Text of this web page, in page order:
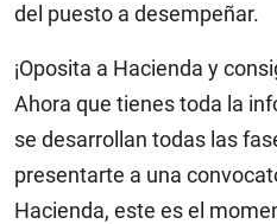
del puesto a desempeñar.
¡Oposita a Hacienda y
Ahora que tienes toda la
se desarrollan todas las
presentarte a una
Hacienda, este es el